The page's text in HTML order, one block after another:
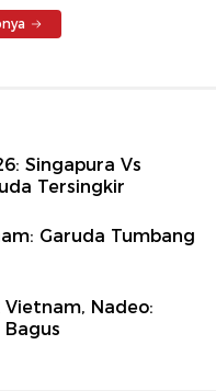
Singapura Vs
Tersingkir
Garuda Tumbang
Nadeo: